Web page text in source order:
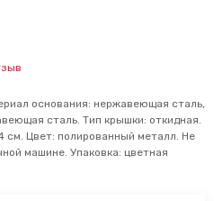
основания: нержавеющая сталь,
сталь. Тип крышки: откидная.
см. Цвет: полированный металл. Не
машине. Упаковка: цветная